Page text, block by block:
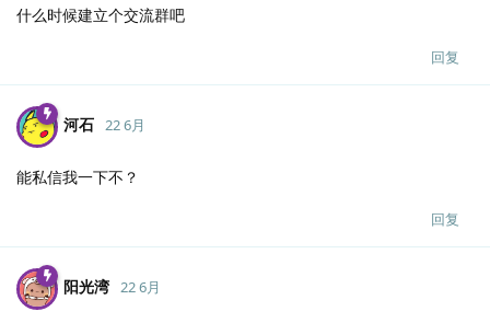
什么时候建立个交流群吧
回复
河石 22 6月
能私信我一下不？
回复
阳光湾 22 6月